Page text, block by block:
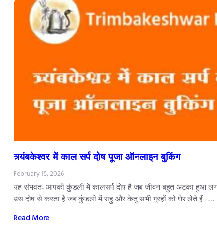
त्र्यंबकेश्वर में काल सर्प दोष पूजा ऑनलाइन बुकिंग
February 15, 2026
यह संभवतः आपकी कुंडली में कालसर्प दोष है जब जीवन बहुत अटका हुआ
उस दोष से करता है जब कुंडली में राहु और केतु सभी ग्रहों को घेर लेते हैं।…
Read More